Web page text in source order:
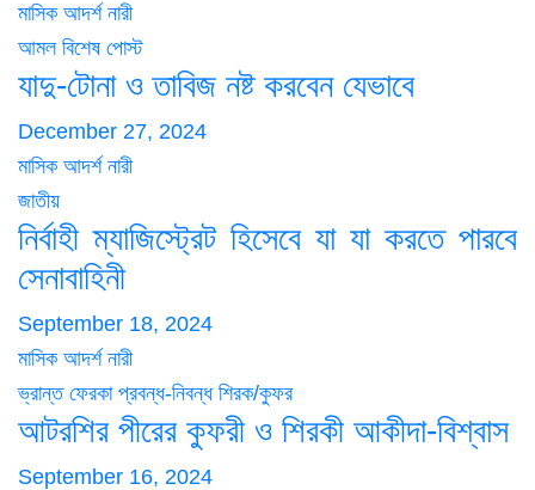
মাসিক আদর্শ নারী
আমল বিশেষ পোস্ট
যাদু-টোনা ও তাবিজ নষ্ট করবেন যেভাবে
December 27, 2024
মাসিক আদর্শ নারী
জাতীয়
নির্বাহী ম্যাজিস্ট্রেট হিসেবে যা যা করতে পারবে
সেনাবাহিনী
September 18, 2024
মাসিক আদর্শ নারী
ভ্রান্ত ফেরকা প্রবন্ধ-নিবন্ধ শিরক/কুফর
আটরশির পীরের কুফরী ও শিরকী আকীদা-বিশ্বাস
September 16, 2024